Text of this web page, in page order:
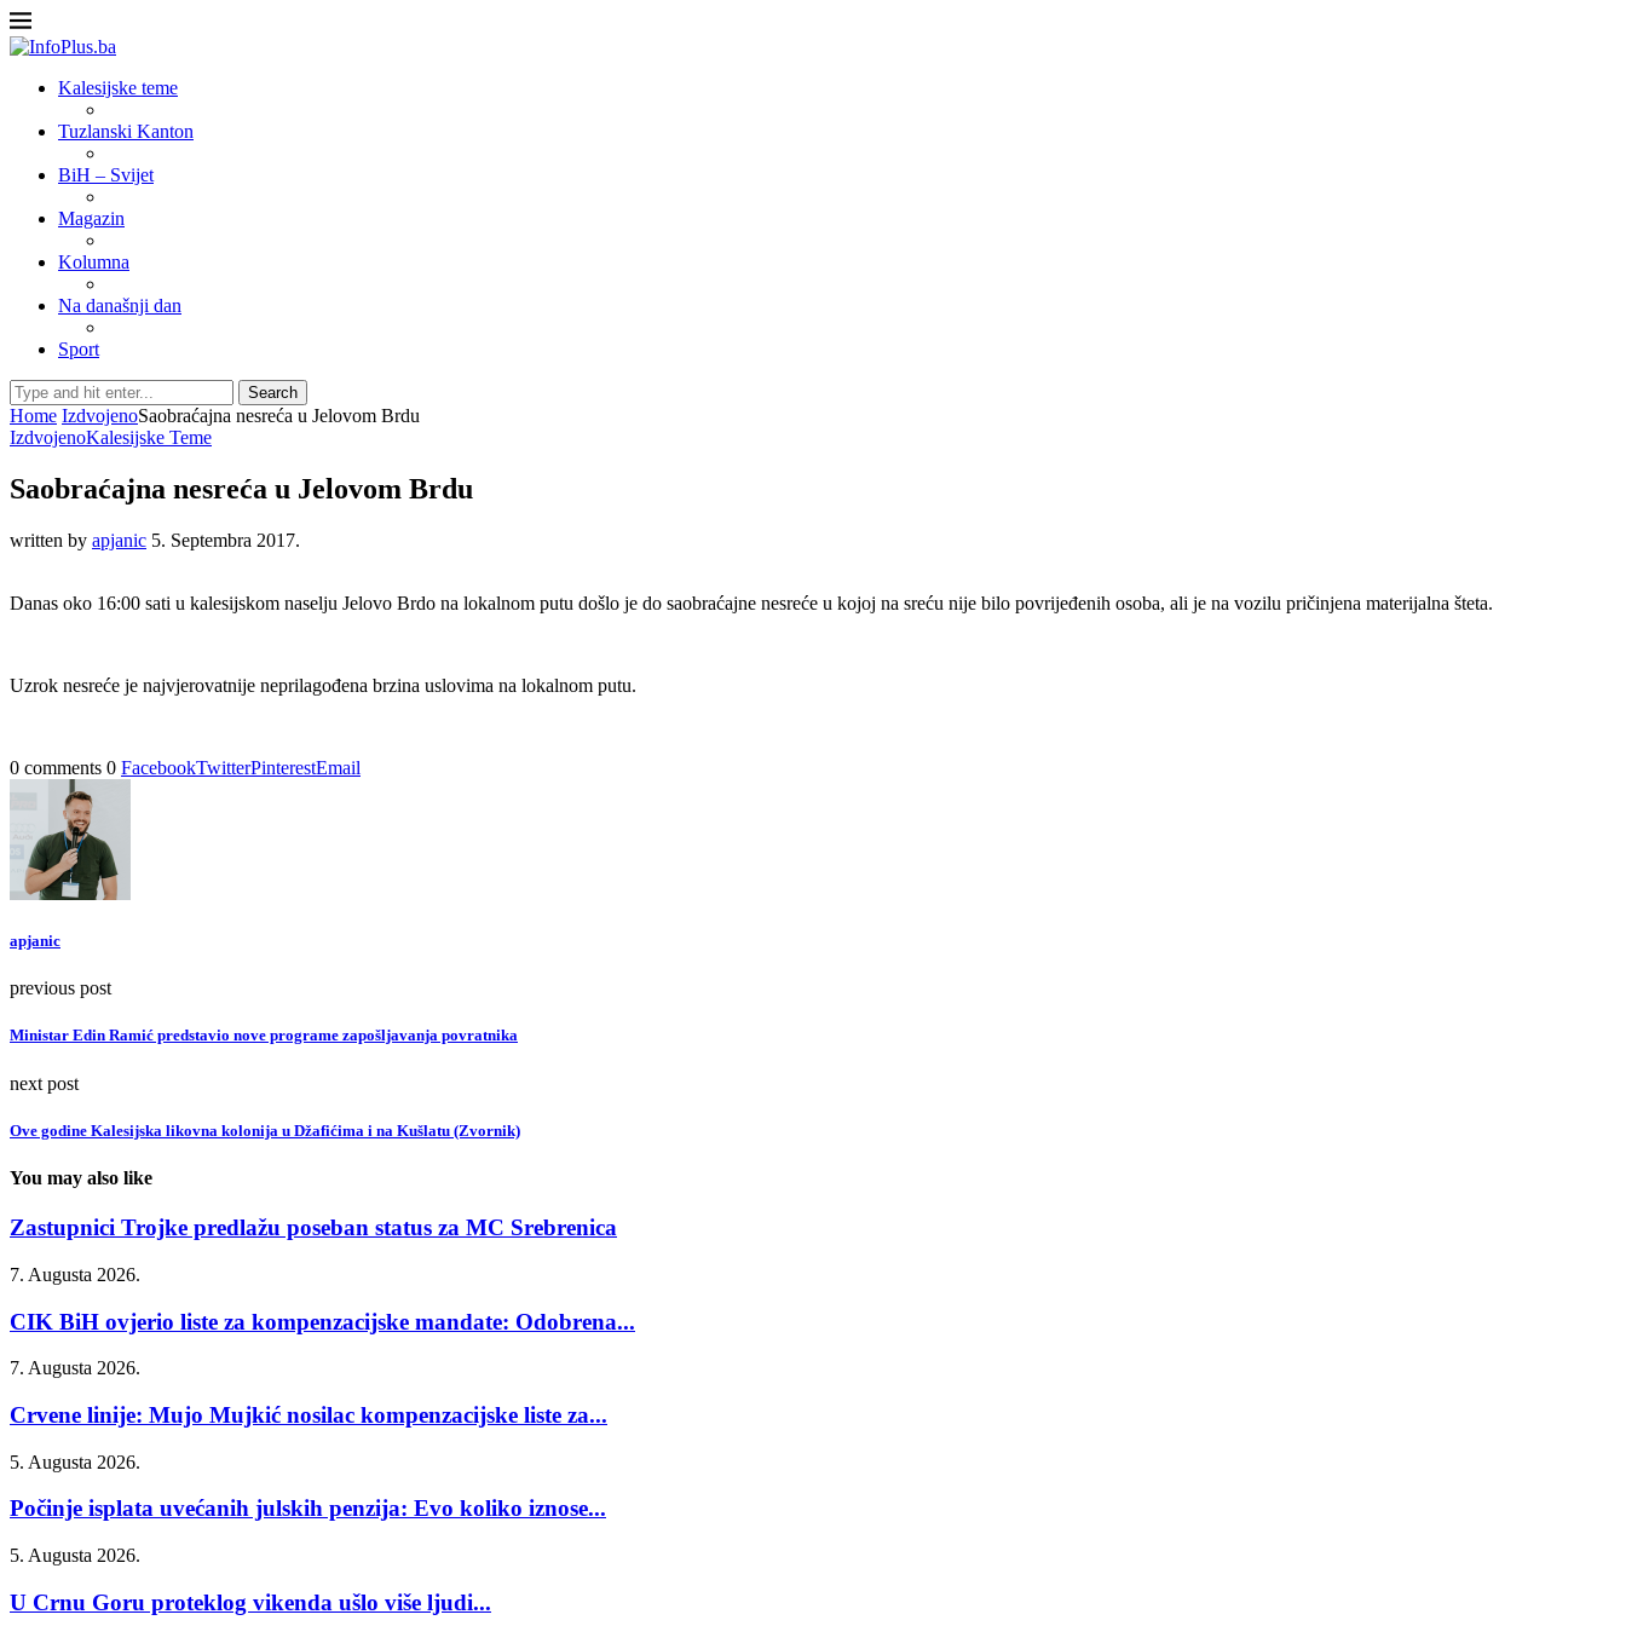
Kalesijske teme
Tuzlanski Kanton
BiH – Svijet
Magazin
Kolumna
Na današnji dan
Sport
Search
Home IzdvojenoSaobraćajna nesreća u Jelovom Brdu
IzdvojenoKalesijske Teme
Saobraćajna nesreća u Jelovom Brdu
written by apjanic 5. Septembra 2017.
Danas oko 16:00 sati u kalesijskom naselju Jelovo Brdo na lokalnom putu došlo je do saobraćajne nesreće u kojoj na sreću nije bilo povrijeđenih osoba, ali je na vozilu pričinjena materijalna šteta.
Uzrok nesreće je najvjerovatnije neprilagođena brzina uslovima na lokalnom putu.
0 comments 0 FacebookTwitterPinterestEmail
apjanic
previous post
Ministar Edin Ramić predstavio nove programe zapošljavanja povratnika
next post
Ove godine Kalesijska likovna kolonija u Džafićima i na Kušlatu (Zvornik)
You may also like
Zastupnici Trojke predlažu poseban status za MC Srebrenica
7. Augusta 2026.
CIK BiH ovjerio liste za kompenzacijske mandate: Odobrena...
7. Augusta 2026.
Crvene linije: Mujo Mujkić nosilac kompenzacijske liste za...
5. Augusta 2026.
Počinje isplata uvećanih julskih penzija: Evo koliko iznose...
5. Augusta 2026.
U Crnu Goru proteklog vikenda ušlo više ljudi...